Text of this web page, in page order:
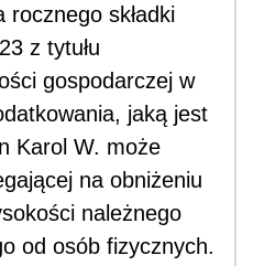
składki
z tytułu
gospodarczej w
jaką jest
Karol W. może
na obniżeniu
należnego
od osób fizycznych.